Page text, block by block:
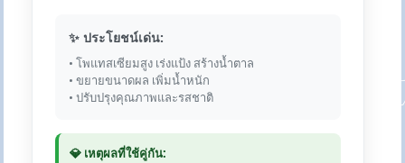
✨ ประโยชน์เด่น:
• โพแทสเซียมสูง เร่งแป้ง สร้างน้ำตาล
• ขยายขนาดผล เพิ่มน้ำหนัก
• ปรับปรุงคุณภาพและรสชาติ
💎 เหตุผลที่ใช้คู่กัน: